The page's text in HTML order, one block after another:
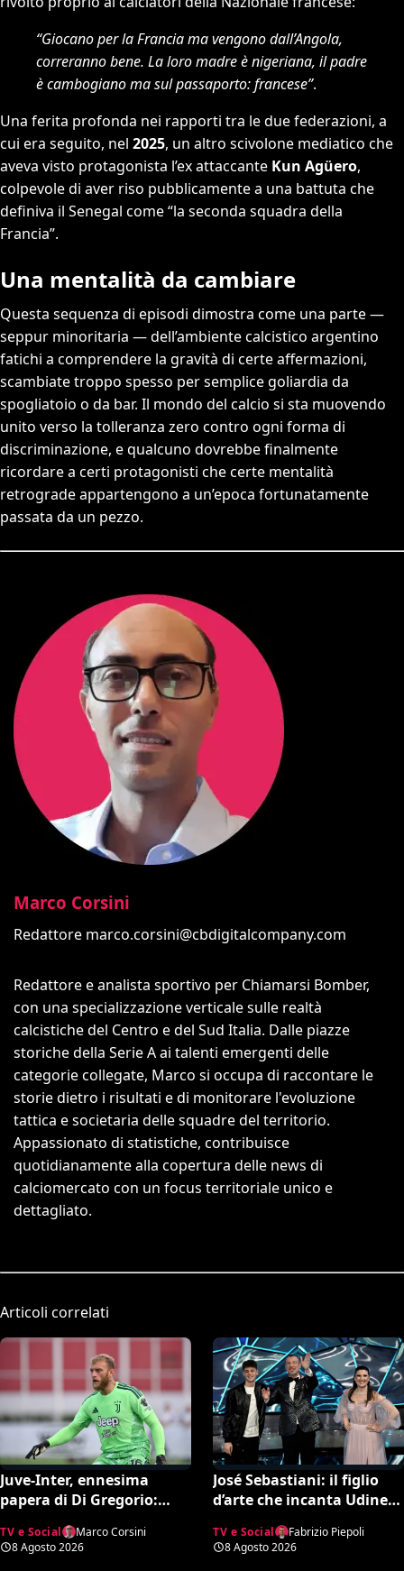
“Giocano per la Francia ma vengono dall’Angola,
correranno bene. La loro madre è nigeriana, il padre
è cambogiano ma sul passaporto: francese”.
Una ferita profonda nei rapporti tra le due federazioni, a
cui era seguito, nel 2025, un altro scivolone mediatico che
aveva visto protagonista l’ex attaccante Kun Agüero,
colpevole di aver riso pubblicamente a una battuta che
definiva il Senegal come “la seconda squadra della
Francia”.
Una mentalità da cambiare
Questa sequenza di episodi dimostra come una parte —
seppur minoritaria — dell’ambiente calcistico argentino
fatichi a comprendere la gravità di certe affermazioni,
scambiate troppo spesso per semplice goliardia da
spogliatoio o da bar. Il mondo del calcio si sta muovendo
unito verso la tolleranza zero contro ogni forma di
discriminazione, e qualcuno dovrebbe finalmente
ricordare a certi protagonisti che certe mentalità
retrograde appartengono a un’epoca fortunatamente
passata da un pezzo.
Marco Corsini
Redattore marco.corsini@cbdigitalcompany.com
Redattore e analista sportivo per Chiamarsi Bomber,
con una specializzazione verticale sulle realtà
calcistiche del Centro e del Sud Italia. Dalle piazze
storiche della Serie A ai talenti emergenti delle
categorie collegate, Marco si occupa di raccontare le
storie dietro i risultati e di monitorare l'evoluzione
tattica e societaria delle squadre del territorio.
Appassionato di statistiche, contribuisce
quotidianamente alla copertura delle news di
calciomercato con un focus territoriale unico e
dettagliato.
Articoli correlati
Juve-Inter, ennesima
papera di Di Gregorio:
web chiede un nuovo
portiere
TV e Social
Marco Corsini
8 Agosto 2026
José Sebastiani: il figlio
d’arte che incanta Udine.
Festival di Sanremo, ora
sogna il debutto in Serie A
TV e Social
Fabrizio Piepoli
8 Agosto 2026